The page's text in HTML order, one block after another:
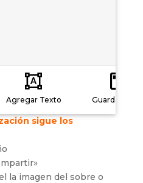
Agregar Texto Guardar
sigue los
la imagen del sobre o